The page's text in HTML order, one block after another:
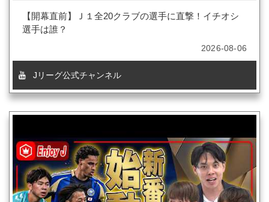
【開幕直前】Ｊ１全20クラブの選手に直撃！イチオシ
選手は誰？
2026-08-06
Jリーグ公式チャンネル